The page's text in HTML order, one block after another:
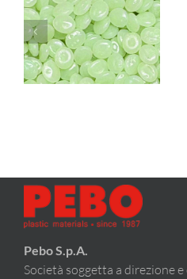
PEBOlen 6100 MATT
DARK (HDPE)
Pebo S.p.A.
Società soggetta a direzione